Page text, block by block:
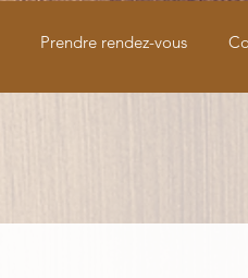
Prendre rendez-vous